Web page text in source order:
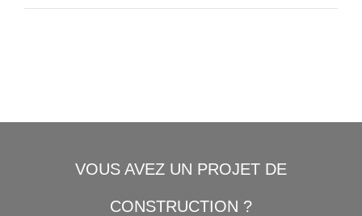
VOUS AVEZ UN PROJET DE
CONSTRUCTION ?